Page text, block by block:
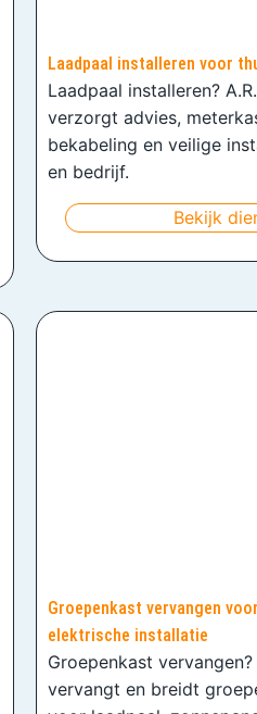
Laadpaal installeren voor
Laadpaal installeren?
verzorgt advies,
bekabeling en veilige
en bedrijf.
Bekijk
Groepenkast vervangen
elektrische installatie
Groepenkast
vervangt en breidt